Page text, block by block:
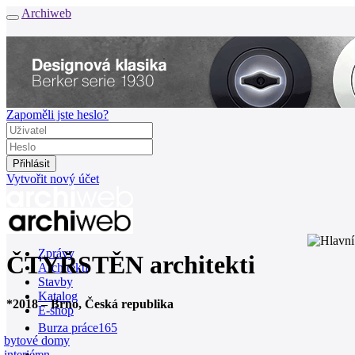
Archiweb
Zapoměli jste heslo?
Vytvořit nový účet
Zprávy
Architekti
Stavby
Katalog
E-shop
Burza práce165
ČTYŘSTĚN architekti
*2018–Brno, Česká republika
bytové domy